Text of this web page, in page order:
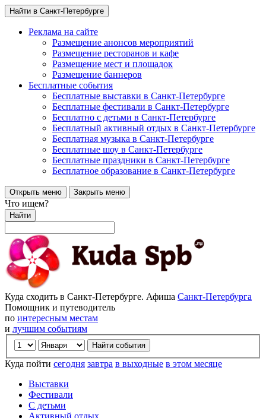
Найти в Санкт-Петербурге
Реклама на сайте
Размещение анонсов мероприятий
Размещение ресторанов и кафе
Размещение мест и площадок
Размещение баннеров
Бесплатные события
Бесплатные выставки в Санкт-Петербурге
Бесплатные фестивали в Санкт-Петербурге
Бесплатно с детьми в Санкт-Петербурге
Бесплатный активный отдых в Санкт-Петербурге
Бесплатная музыка в Санкт-Петербурге
Бесплатные шоу в Санкт-Петербурге
Бесплатные праздники в Санкт-Петербурге
Бесплатное образование в Санкт-Петербурге
Открыть меню Закрыть меню
Что ищем?
Найти
Куда сходить в Санкт-Петербурге. Афиша Санкт-Петербурга
Помощник и путеводитель
по интересным местам
и лучшим событиям
Куда пойти сегодня завтра в выходные в этом месяце
Выставки
Фестивали
С детьми
Активный отдых